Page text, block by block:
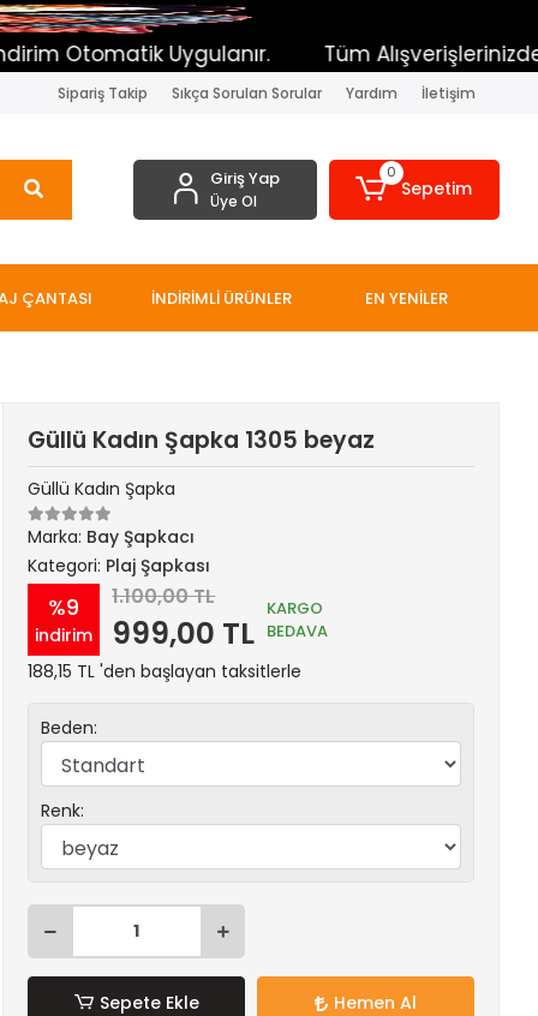
Uygulanır. Tüm Alışverişlerinizde Toplam
Sipariş Takip Sıkça Sorulan Sorular Yardım İletişim
Giriş Yap
Üye Ol
0
Sepetim
ÇANTASI İNDİRİMLİ ÜRÜNLER EN YENİLER
Güllü Kadın Şapka 1305 beyaz
Güllü Kadın Şapka
Marka: Bay Şapkacı
Kategori: Plaj Şapkası
%9
indirim
1.100,00 TL
999,00 TL
KARGO
BEDAVA
188,15 TL 'den başlayan taksitlerle
Beden:
Renk:
Sepete Ekle Hemen Al